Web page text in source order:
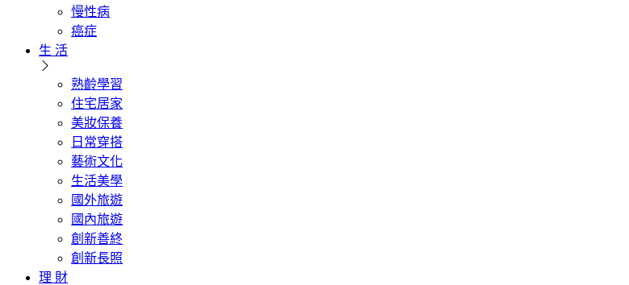
慢性病
癌症
生 活
熟齡學習
住宅居家
美妝保養
日常穿搭
藝術文化
生活美學
國外旅遊
國內旅遊
創新善終
創新長照
理 財